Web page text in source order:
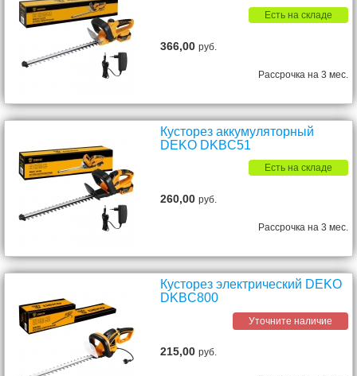
Есть на складе
366,00руб.
Рассрочка на 3 мес.
Кусторез аккумуляторный
DEKO DKBC51
Есть на складе
260,00руб.
Рассрочка на 3 мес.
Кусторез электрический DEKO
DKBC800
Уточните наличие
215,00руб.